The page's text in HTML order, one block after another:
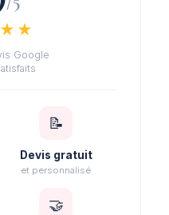
Google
📝
Devis gratuit
et personnalisé
🤝